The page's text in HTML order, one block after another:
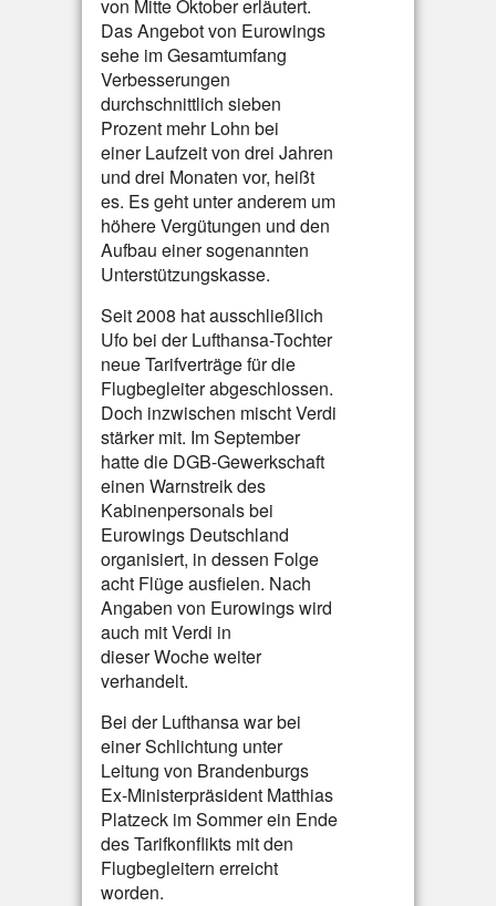
von Mitte Oktober erläutert.
Das Angebot von Eurowings
sehe im Gesamtumfang
Verbesserungen
durchschnittlich sieben
Prozent mehr Lohn bei
einer Laufzeit von drei Jahren
und drei Monaten vor, heißt
es. Es geht unter anderem um
höhere Vergütungen und den
Aufbau einer sogenannten
Unterstützungskasse.
Seit 2008 hat ausschließlich
Ufo bei der Lufthansa-Tochter
neue Tarifverträge für die
Flugbegleiter abgeschlossen.
Doch inzwischen mischt Verdi
stärker mit. Im September
hatte die DGB-Gewerkschaft
einen Warnstreik des
Kabinenpersonals bei
Eurowings Deutschland
organisiert, in dessen Folge
acht Flüge ausfielen. Nach
Angaben von Eurowings wird
auch mit Verdi in
dieser Woche weiter
verhandelt.
Bei der Lufthansa war bei
einer Schlichtung unter
Leitung von Brandenburgs
Ex-Ministerpräsident Matthias
Platzeck im Sommer ein Ende
des Tarifkonflikts mit den
Flugbegleitern erreicht
worden.